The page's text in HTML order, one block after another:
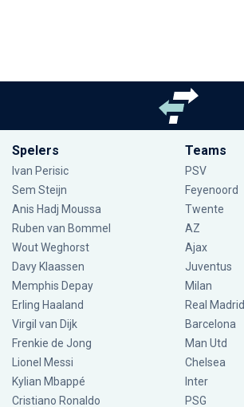
Spelers
Ivan Perisic
Sem Steijn
Anis Hadj Moussa
Ruben van Bommel
Wout Weghorst
Davy Klaassen
Memphis Depay
Erling Haaland
Virgil van Dijk
Frenkie de Jong
Lionel Messi
Kylian Mbappé
Cristiano Ronaldo
Teams
PSV
Feyenoord
Twente
AZ
Ajax
Juventus
Milan
Real Madrid
Barcelona
Man Utd
Chelsea
Inter
PSG